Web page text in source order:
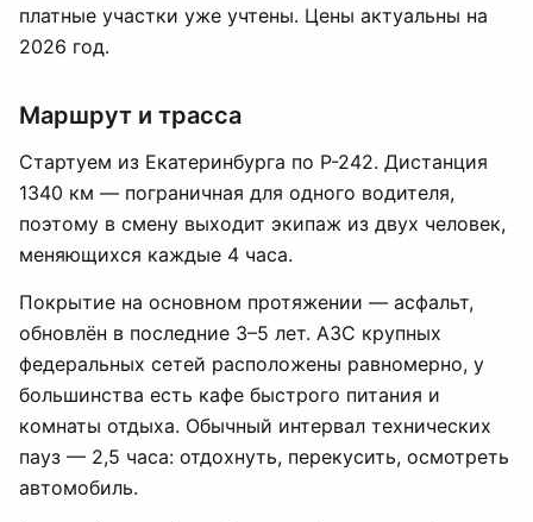
платные участки уже учтены. Цены актуальны на
2026 год.
Маршрут и трасса
Стартуем из Екатеринбурга по Р-242. Дистанция
1340 км — пограничная для одного водителя,
поэтому в смену выходит экипаж из двух человек,
меняющихся каждые 4 часа.
Покрытие на основном протяжении — асфальт,
обновлён в последние 3–5 лет. АЗС крупных
федеральных сетей расположены равномерно, у
большинства есть кафе быстрого питания и
комнаты отдыха. Обычный интервал технических
пауз — 2,5 часа: отдохнуть, перекусить, осмотреть
автомобиль.